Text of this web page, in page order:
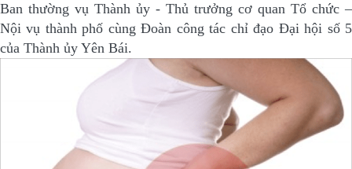
Ban thường vụ Thành ủy - Thủ trưởng cơ quan Tổ chức –
Nội vụ thành phố cùng Đoàn công tác chỉ đạo Đại hội số 5
của Thành ủy Yên Bái.